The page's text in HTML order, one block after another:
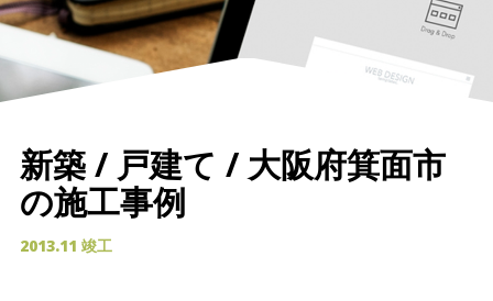
新築 / 戸建て / 大阪府箕面市
の施工事例
2013.11 竣工